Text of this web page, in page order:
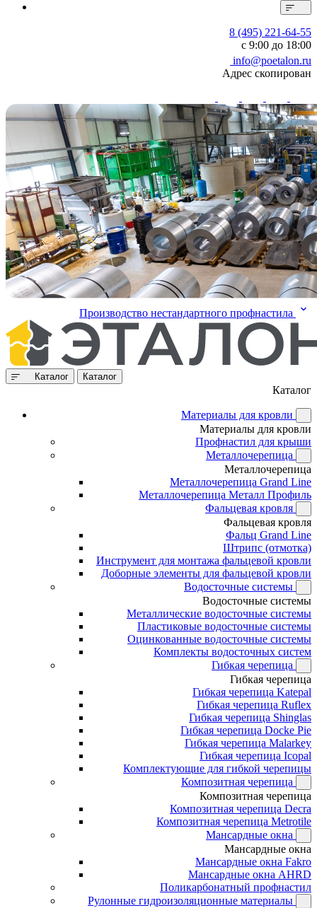
8 (495) 221-64-55
с 9:00 до 18:00
info@poetalon.ru
Адрес скопирован
Производство нестандартного профнастила
Каталог Каталог
Каталог
Материалы для кровли
Материалы для кровли
Профнастил для крыши
Металлочерепица
Металлочерепица
Металлочерепица Grand Line
Металлочерепица Металл Профиль
Фальцевая кровля
Фальцевая кровля
Фальц Grand Line
Штрипс (отмотка)
Инструмент для монтажа фальцевой кровли
Доборные элементы для фальцевой кровли
Водосточные системы
Водосточные системы
Металлические водосточные системы
Пластиковые водосточные системы
Оцинкованные водосточные системы
Комплекты водосточных систем
Гибкая черепица
Гибкая черепица
Гибкая черепица Katepal
Гибкая черепица Ruflex
Гибкая черепица Shinglas
Гибкая черепица Docke Pie
Гибкая черепица Malarkey
Гибкая черепица Icopal
Комплектующие для гибкой черепицы
Композитная черепица
Композитная черепица
Композитная черепица Decra
Композитная черепица Metrotile
Мансардные окна
Мансардные окна
Мансардные окна Fakro
Мансардные окна AHRD
Поликарбонатный профнастил
Рулонные гидроизоляционные материалы